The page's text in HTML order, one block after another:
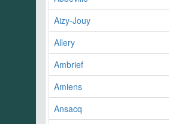
Aizy-Jouy
Allery
Ambrief
Amiens
Ansacq